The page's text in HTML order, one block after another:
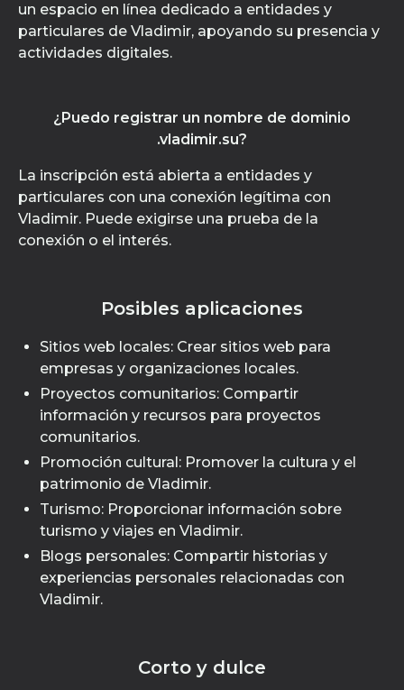
un espacio en línea dedicado a entidades y
particulares de Vladimir, apoyando su presencia y
actividades digitales.
¿Puedo registrar un nombre de dominio
.vladimir.su?
La inscripción está abierta a entidades y
particulares con una conexión legítima con
Vladimir. Puede exigirse una prueba de la
conexión o el interés.
Posibles aplicaciones
Sitios web locales: Crear sitios web para
empresas y organizaciones locales.
Proyectos comunitarios: Compartir
información y recursos para proyectos
comunitarios.
Promoción cultural: Promover la cultura y el
patrimonio de Vladimir.
Turismo: Proporcionar información sobre
turismo y viajes en Vladimir.
Blogs personales: Compartir historias y
experiencias personales relacionadas con
Vladimir.
Corto y dulce